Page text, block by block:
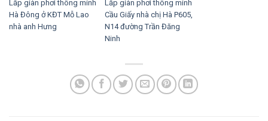
Lắp giàn phơi thông minh
Hà Đông ở KĐT Mỗ Lao
nhà anh Hưng
Lắp giàn phơi thông minh
Cầu Giấy nhà chị Hà P605,
N14 đường Trần Đăng
Ninh